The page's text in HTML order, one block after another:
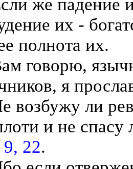
же падение
их -
полнота их.
говорю,
я
возбужу ли
и не
22.